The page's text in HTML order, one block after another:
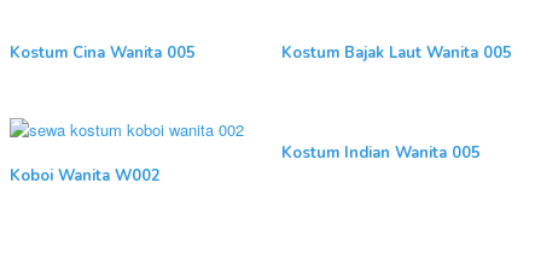
Kostum Cina Wanita 005 Kostum Bajak Laut Wanita 005
Koboi Wanita W002
Kostum Indian Wanita 005